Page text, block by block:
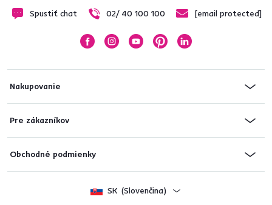
Spustiť chat 02/ 40 100 100 [email protected]
Nakupovanie
Pre zákazníkov
Obchodné podmienky
SK (Slovenčina)